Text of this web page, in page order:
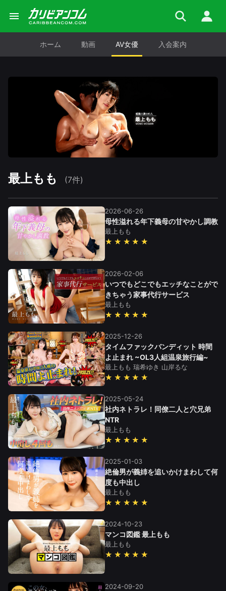
ホーム 動画 AV女優 入会案内
最上もも (7件)
2026-06-26
母性溢れる年下義母の甘やかし調教
最上もも
★★★★★
2026-02-06
いつでもどこでもエッチなことがで
きちゃう家事代行サービス
最上もも
★★★★★
2025-12-26
タイムファックバンディット 時間
よ止まれ ~OL3人組温泉旅行編~
最上もも 瑞希ゆき 山岸るな
★★★★★
2025-05-24
社内ネトラレ！同僚二人と穴兄弟
NTR
最上もも
★★★★★
2025-01-03
絶倫男が義姉を追いかけまわして何
度も中出し
最上もも
★★★★★
2024-10-23
マンコ図鑑 最上もも
最上もも
★★★★★
2024-09-20